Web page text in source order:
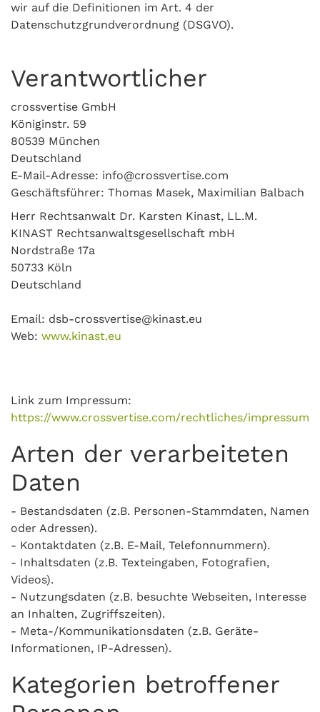
wir auf die Definitionen im Art. 4 der
Datenschutzgrundverordnung (DSGVO).
Verantwortlicher
crossvertise GmbH
Königinstr. 59
80539 München
Deutschland
E-Mail-Adresse: info@crossvertise.com
Geschäftsführer: Thomas Masek, Maximilian Balbach
Herr Rechtsanwalt Dr. Karsten Kinast, LL.M.
KINAST Rechtsanwaltsgesellschaft mbH
Nordstraße 17a
50733 Köln
Deutschland
Email: dsb-crossvertise@kinast.eu
Web: www.kinast.eu
Link zum Impressum:
https://www.crossvertise.com/rechtliches/impressum
Arten der verarbeiteten
Daten
- Bestandsdaten (z.B. Personen-Stammdaten, Namen
oder Adressen).
- Kontaktdaten (z.B. E-Mail, Telefonnummern).
- Inhaltsdaten (z.B. Texteingaben, Fotografien,
Videos).
- Nutzungsdaten (z.B. besuchte Webseiten, Interesse
an Inhalten, Zugriffszeiten).
- Meta-/Kommunikationsdaten (z.B. Geräte-
Informationen, IP-Adressen).
Kategorien betroffener